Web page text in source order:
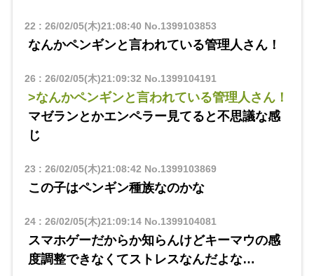
22 : 26/02/05(木)21:08:40 No.1399103853
なんかペンギンと言われている管理人さん！
26 : 26/02/05(木)21:09:32 No.1399104191
>なんかペンギンと言われている管理人さん！
マゼランとかエンペラー見てると不思議な感
じ
23 : 26/02/05(木)21:08:42 No.1399103869
この子はペンギン種族なのかな
24: 26/02/05(木)21:09:14No.1399104081
スマホゲーだからか知らんけどキーマウの感
度調整できなくてストレスなんだよな…